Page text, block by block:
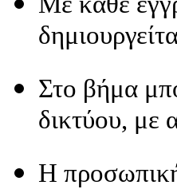
Στο βήμα
δικτύου, με
Η